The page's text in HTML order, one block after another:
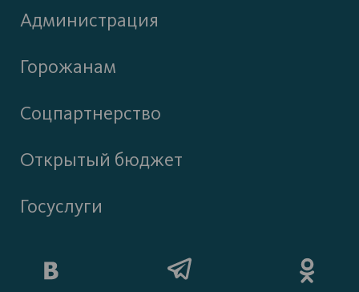
Администрация
Горожанам
Соцпартнерство
Открытый бюджет
Госуслуги